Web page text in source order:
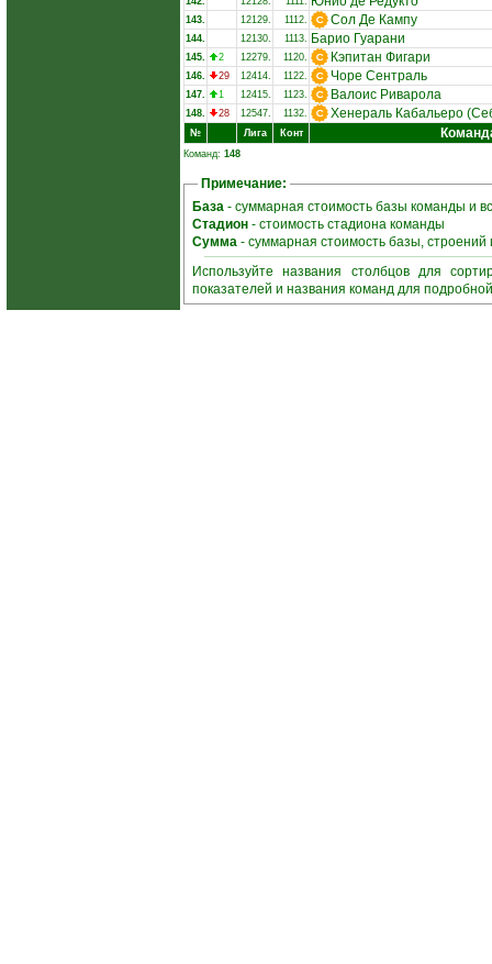
143. 12129. 1112. Сол Де Кампу
144. 12130. 1113. Барио Гуарани
145. 2 12279. 1120. Кэпитан Фигари
146. 29 12414. 1122. Чоре Сентраль
147. 1 12415. 1123. Валоис Риварола
148. 28 12547. 1132. Хенераль Кабальеро
№ Лига Конт
Команд: 148
Примечание:
База - суммарная стоимость базы команды и
Стадион - стоимость стадиона команды
Сумма - суммарная стоимость базы,
Используйте названия столбцов для
показателей и названия команд для